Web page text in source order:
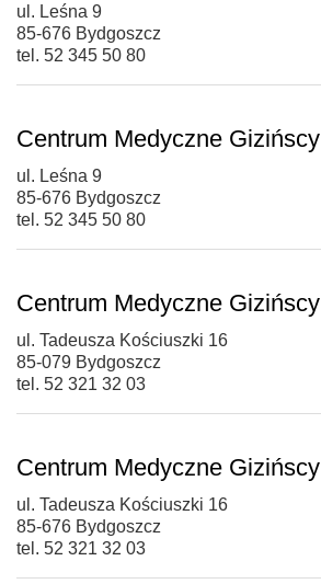
ul. Leśna 9
85-676 Bydgoszcz
tel. 52 345 50 80
Centrum Medyczne Gizińscy
ul. Leśna 9
85-676 Bydgoszcz
tel. 52 345 50 80
Centrum Medyczne Gizińscy
ul. Tadeusza Kościuszki 16
85-079 Bydgoszcz
tel. 52 321 32 03
Centrum Medyczne Gizińscy
ul. Tadeusza Kościuszki 16
85-676 Bydgoszcz
tel. 52 321 32 03